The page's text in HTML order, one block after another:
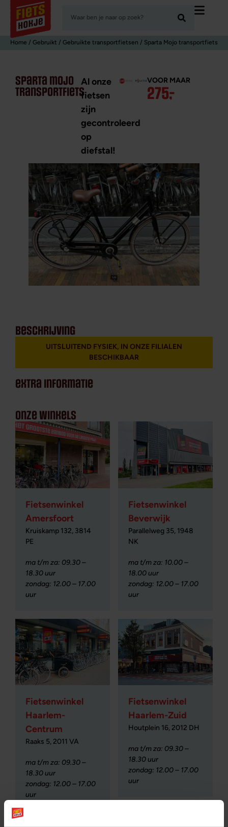
Home / Gebruikt / Gebruikte transport­fietsen / Sparta Mojo transportfiets
sparta mojo
transportfiets
Al onze
fietsen
zijn
gecontroleerd
op
diefstal!
VOOR MAAR
275,
-
beschrijving
UITSLUITEND FYSIEK, IN ONZE FILIALEN
BESCHIKBAAR
extra informatie
onze winkels
Fietsenwinkel
Amersfoort
Kruiskamp 132, 3814
PE
ma t/m za: 09.30 –
18.30 uur
zondag: 12.00 – 17.00
uur
Fietsenwinkel
Beverwijk
Parallelweg 35, 1948
NK
ma t/m za: 10.00 –
18.00 uur
zondag: 12.00 – 17.00
uur
Fietsenwinkel
Haarlem-
Centrum
Raaks 5, 2011 VA
ma t/m za: 09.30 –
18.30 uur
zondag: 12.00 – 17.00
uur
Fietsenwinkel
Haarlem-Zuid
Houtplein 16, 2012 DH
ma t/m za: 09.30 –
18.30 uur
zondag: 12.00 – 17.00
uur